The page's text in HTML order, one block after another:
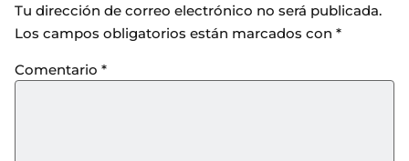
Tu dirección de correo electrónico no será publicada.
Los campos obligatorios están marcados con *
Comentario *